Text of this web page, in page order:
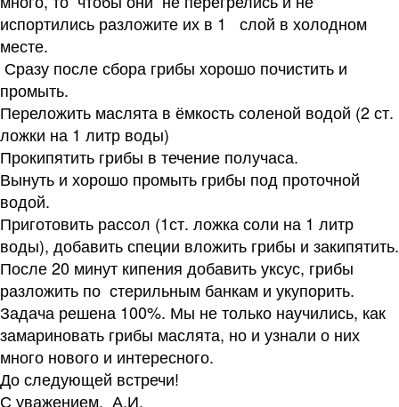
испортились разложите их в 1 слой в холодном
месте.
Сразу после сбора грибы хорошо почистить и
промыть.
Переложить маслята в ёмкость соленой водой (2 ст.
ложки на 1 литр воды)
Прокипятить грибы в течение получаса.
Вынуть и хорошо промыть грибы под проточной
водой.
Приготовить рассол (1ст. ложка соли на 1 литр
воды), добавить специи вложить грибы и закипятить.
После 20 минут кипения добавить уксус, грибы
разложить по стерильным банкам и укупорить.
Задача решена 100%. Мы не только научились, как
замариновать грибы маслята, но и узнали о них
много нового и интересного.
До следующей встречи!
С уважением, А.И.